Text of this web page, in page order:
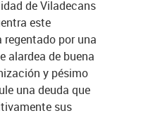
de Viladecans
este
por una
alardea de buena
y pésimo
una deuda que
sus